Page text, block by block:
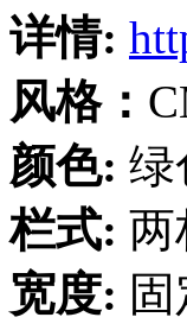
详情:
风格：
颜色: 绿
栏式: 两
宽度: